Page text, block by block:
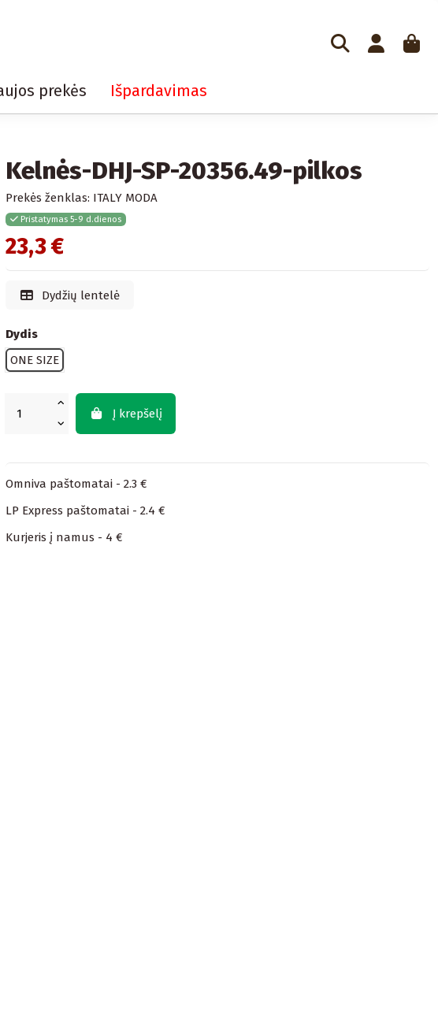
prekės Išpardavimas
Kelnės-DHJ-SP-20356.49-pilkos
Prekės ženklas: ITALY MODA
Pristatymas 5-9 d.dienos
23,3 €
Dydžių lentelė
Dydis
ONE SIZE
Į krepšelį
Omniva paštomatai - 2.3 €
LP Express paštomatai - 2.4 €
Kurjeris į namus - 4 €